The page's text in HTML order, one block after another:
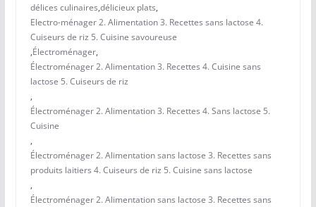
délices culinaires,délicieux plats,
Electro-ménager 2. Alimentation 3. Recettes sans lactose 4.
Cuiseurs de riz 5. Cuisine savoureuse
,Électroménager,
Électroménager 2. Alimentation 3. Recettes 4. Cuisine sans
lactose 5. Cuiseurs de riz
,
Électroménager 2. Alimentation 3. Recettes 4. Sans lactose 5.
Cuisine
,
Électroménager 2. Alimentation sans lactose 3. Recettes sans
produits laitiers 4. Cuiseurs de riz 5. Cuisine sans lactose
,
Électroménager 2. Alimentation sans lactose 3. Recettes sans